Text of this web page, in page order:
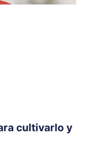
cultivarlo y